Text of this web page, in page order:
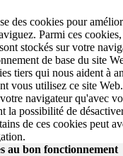
des cookies pour
Parmi ces
stockés sur votre
de base du site
tiers qui nous aident à
vous utilisez ce site
navigateur qu'avec
la possibilité de
de ces cookies peut
au bon fonctionnement